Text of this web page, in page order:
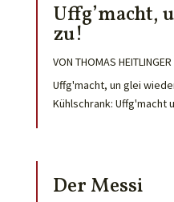
Uffg’macht,
zu!
VON THOMAS HEITLINGER
Uffg'macht, un glei
Kühlschrank: Uffg'macht
Der Messi